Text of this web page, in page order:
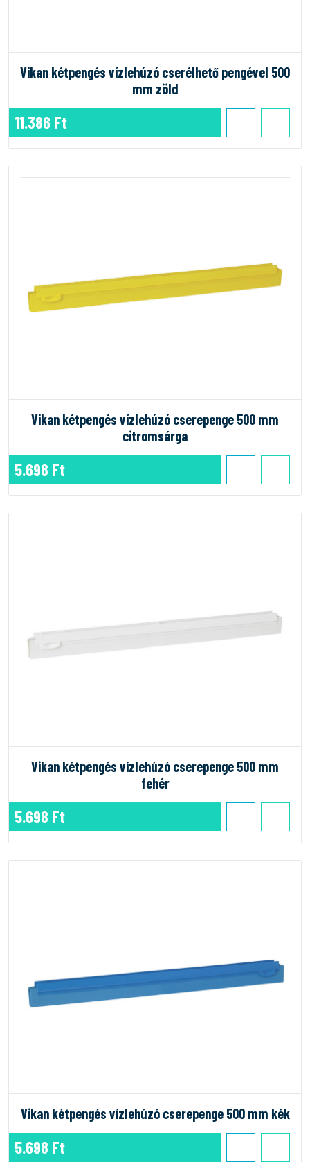
Vikan kétpengés vízlehúzó cserélhető pengével 500
mm zöld
11.386 Ft
Vikan kétpengés vízlehúzó cserepenge 500 mm
citromsárga
5.698 Ft
Vikan kétpengés vízlehúzó cserepenge 500 mm
fehér
5.698 Ft
Vikan kétpengés vízlehúzó cserepenge 500 mm kék
5.698 Ft